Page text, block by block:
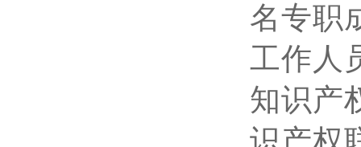
名专职
工作人
知识产